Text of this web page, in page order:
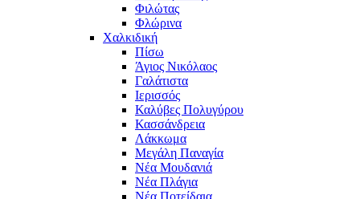
Φιλώτας
Φλώρινα
Χαλκιδική
Πίσω
Άγιος Νικόλαος
Γαλάτιστα
Ιερισσός
Καλύβες Πολυγύρου
Κασσάνδρεια
Λάκκωμα
Μεγάλη Παναγία
Νέα Μουδανιά
Νέα Πλάγια
Νέα Ποτείδαια